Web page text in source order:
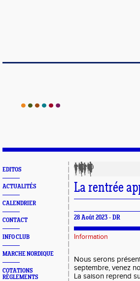
EDITOS
ACTUALITÉS
CALENDRIER
CONTACT
INFO CLUB
MARCHE NORDIQUE
COTATIONS
RÈGLEMENTS
La rentrée
28 Août 2023 - DR
Information
Nous serons
septembre, venez
La saison reprend